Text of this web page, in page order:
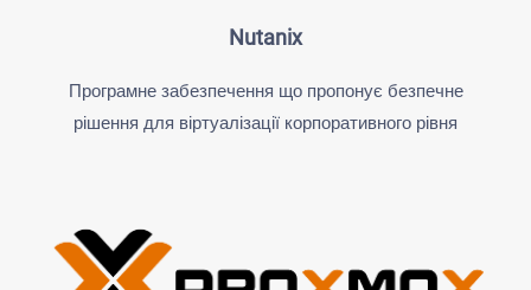
Nutanix
Програмне забезпечення що пропонує безпечне
рішення для віртуалізації корпоративного рівня